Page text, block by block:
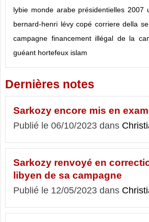
lybie monde arabe présidentielles 2007
bernard-henri lévy copé corriere della
campagne financement illégal de la
guéant hortefeux islam
Dernières notes
Sarkozy encore mis en
Publié le 06/10/2023 dans
Sarkozy renvoyé en
libyen de sa campagne
Publié le 12/05/2023 dans